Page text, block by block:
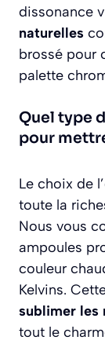
dissonance
naturelles
brossé pour
palette
Quel type
pour
Le choix de
toute la
Nous vous
ampoules
couleur
Kelvins.
sublimer les
tout le